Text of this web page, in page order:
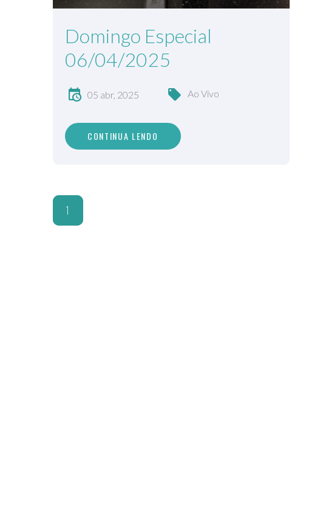
Domingo Especial
06/04/2025
05 abr, 2025 Ao Vivo
CONTINUA LENDO
1